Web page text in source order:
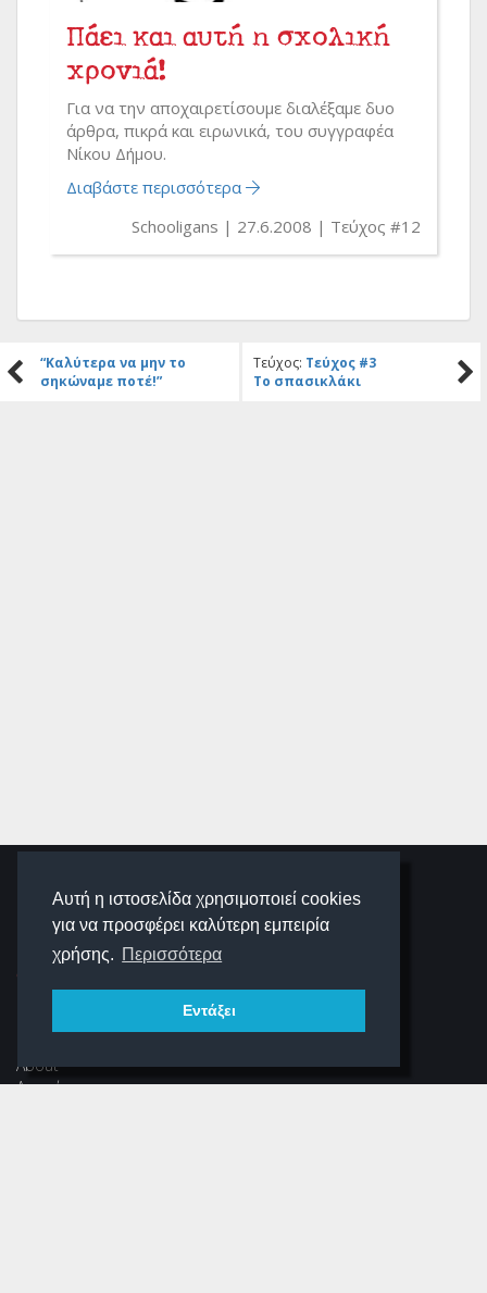
Αυτή η ιστοσελίδα χρησιμοποιεί cookies
για να προσφέρει καλύτερη εμπειρία
χρήσης. Περισσότερα
Εντάξει
Πάει και αυτή η σχολική
χρονιά!
Για να την αποχαιρετίσουμε διαλέξαμε δυο
άρθρα, πικρά και ειρωνικά, του συγγραφέα
Νίκου Δήμου.
Διαβάστε περισσότερα
Schooligans
27.6.2008 Τεύχος #12
“Καλύτερα να μην το
σηκώναμε ποτέ!”
Τεύχος: Τεύχος #3
Το σπασικλάκι
SCHOOLIGANS
SCHOOLWAVE
ΠΛΟΉΓΗΣΗ
About
Αρχική